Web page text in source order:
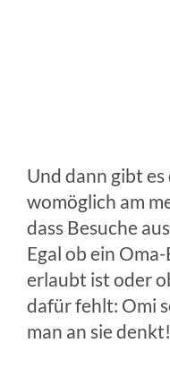
Und dann gibt es
womöglich am
dass Besuche
Egal ob ein
erlaubt ist oder
dafür fehlt: Omi
man an sie denkt!